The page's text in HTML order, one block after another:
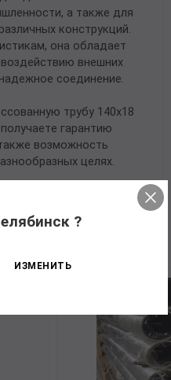
а также для
конструкций.
она обладает
внешних
соединение.
трубу 140х18
гарантию
возможность
целях.
товары
?
ИЗМЕНИТЬ